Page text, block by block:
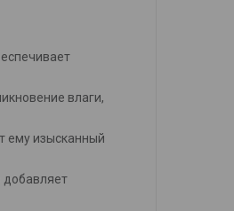
влаги,
ему изысканный
добавляет